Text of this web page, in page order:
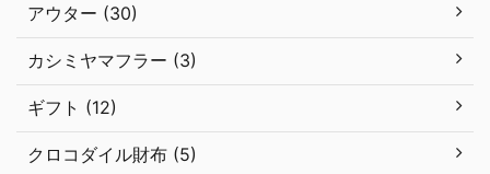
アウター (30)
カシミヤマフラー (3)
ギフト (12)
クロコダイル財布 (5)